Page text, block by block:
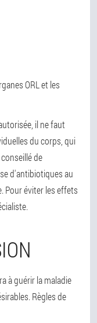
ORL et les
il ne faut
du corps, qui
de
d'antibiotiques au
Pour éviter les effets
à guérir la maladie
Règles de